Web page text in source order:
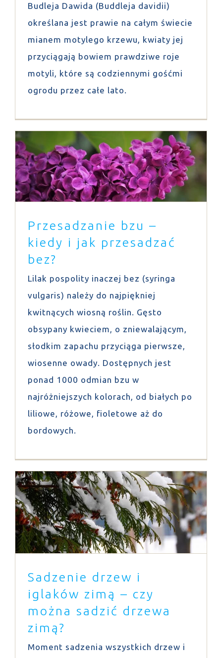
Budleja Dawida (Buddleja davidii)
określana jest prawie na całym świecie
mianem motylego krzewu, kwiaty jej
przyciągają bowiem prawdziwe roje
motyli, które są codziennymi gośćmi
ogrodu przez całe lato.
Przesadzanie bzu – kiedy i jak
przesadzać bez?
Porady
Przesadzanie bzu –
kiedy i jak przesadzać
bez?
Lilak pospolity inaczej bez (syringa
vulgaris) należy do najpiękniej
kwitnących wiosną roślin. Gęsto
obsypany kwieciem, o zniewalającym,
słodkim zapachu przyciąga pierwsze,
wiosenne owady. Dostępnych jest
ponad 1000 odmian bzu w
najróżniejszych kolorach, od białych po
liliowe, różowe, fioletowe aż do
bordowych.
Sadzenie drzew i iglaków zimą – czy
można sadzić drzewa zimą?
Blog Porady
Sadzenie drzew i
iglaków zimą – czy
można sadzić drzewa
zimą?
Moment sadzenia wszystkich drzew i